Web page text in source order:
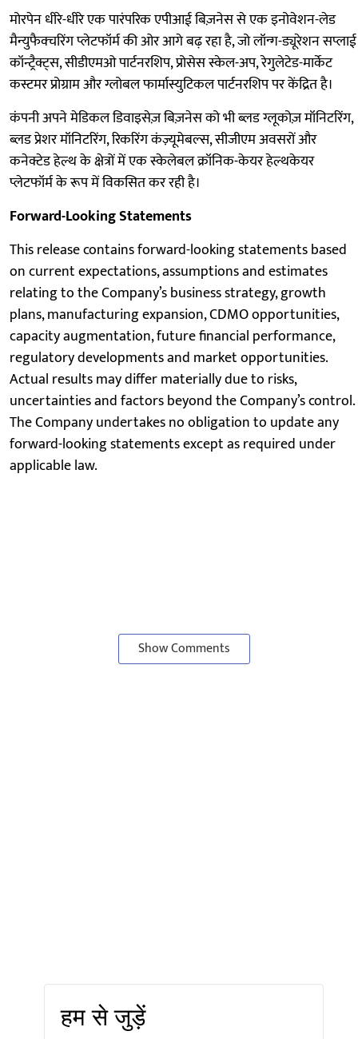
मोरपेन धीरे-धीरे एक पारंपरिक एपीआई बिज़नेस से एक इनोवेशन-लेड
मैन्युफैक्चरिंग प्लेटफॉर्म की ओर आगे बढ़ रहा है, जो लॉन्ग-ड्यूरेशन सप्लाई
कॉन्ट्रैक्ट्स, सीडीएमओ पार्टनरशिप, प्रोसेस स्केल-अप, रेगुलेटेड-मार्केट
कस्टमर प्रोग्राम और ग्लोबल फार्मास्युटिकल पार्टनरशिप पर केंद्रित है।
कंपनी अपने मेडिकल डिवाइसेज़ बिज़नेस को भी ब्लड ग्लूकोज़ मॉनिटरिंग,
ब्लड प्रेशर मॉनिटरिंग, रिकरिंग कंज़्यूमेबल्स, सीजीएम अवसरों और
कनेक्टेड हेल्थ के क्षेत्रों में एक स्केलेबल क्रॉनिक-केयर हेल्थकेयर
प्लेटफॉर्म के रूप में विकसित कर रही है।
Forward-Looking Statements
This release contains forward-looking statements based
on current expectations, assumptions and estimates
relating to the Company’s business strategy, growth
plans, manufacturing expansion, CDMO opportunities,
capacity augmentation, future financial performance,
regulatory developments and market opportunities.
Actual results may differ materially due to risks,
uncertainties and factors beyond the Company’s control.
The Company undertakes no obligation to update any
forward-looking statements except as required under
applicable law.
Show Comments
हम से जुड़ें